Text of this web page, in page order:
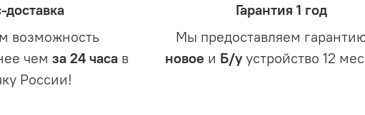
доставка
возможность
чемза 24 часа в
России!
Гарантия 1 год
Мы предоставляем
новое и Б/уустройство 12